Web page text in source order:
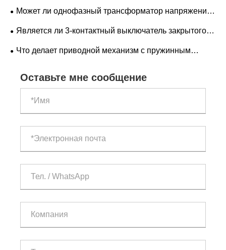
электроэнергии
литом корпусе становится предпочтительным
Может ли однофазный трансформатор напряжения
13,8 кВ на подстанции повысить точность измерений,
Является ли 3-контактный выключатель закрытого
типа MCCB на 400 А лучшим выбором для надежного
Что делает приводной механизм с пружинным
современных электрических систем
Оставьте мне сообщение